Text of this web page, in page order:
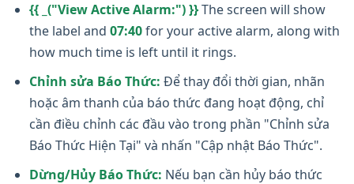
{{ _("View Active Alarm:") }}The screen will show
the label and 07:40for your active alarm, along with
how much time is left until it rings.
Chỉnh sửa Báo Thức: Để thay đổi thời gian, nhãn
hoặc âm thanh của báo thức đang hoạt động, chỉ
cần điều chỉnh các đầu vào trong phần "Chỉnh sửa
Báo Thức Hiện Tại" và nhấn "Cập nhật Báo Thức".
Dừng/Hủy Báo Thức: Nếu bạn cần hủy báo thức